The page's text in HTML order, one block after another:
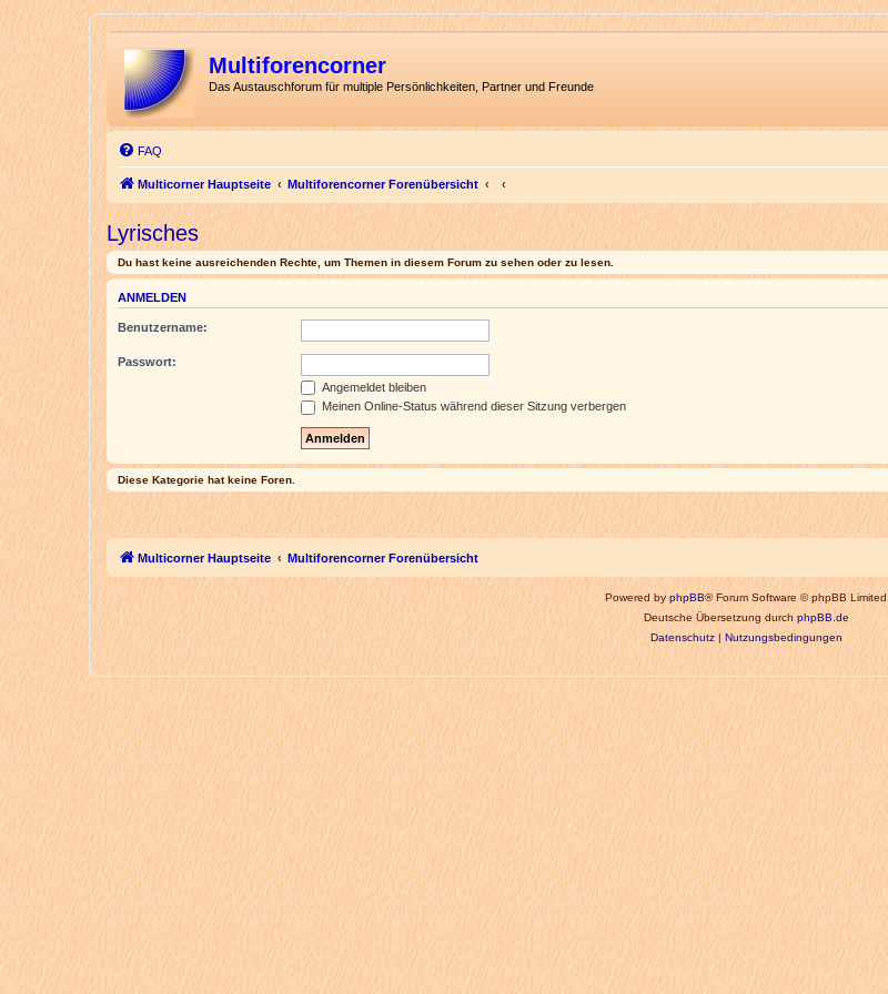
Multiforencorner
Das Austauschforum für multiple Persönlichkeiten, Partner und Freunde
FAQ
Multicorner Hauptseite Multiforencorner Forenübersicht
Lyrisches
Du hast keine ausreichenden Rechte, um Themen in diesem Forum zu sehen oder zu lesen.
ANMELDEN
Benutzername:
Passwort:
Angemeldet bleiben
Meinen Online-Status während dieser Sitzung verbergen
Diese Kategorie hat keine Foren.
Multicorner Hauptseite Multiforencorner Forenübersicht
Powered byphpBB® Forum Software © phpBB Limited
Deutsche Übersetzung durchphpBB.de
Datenschutz|Nutzungsbedingungen